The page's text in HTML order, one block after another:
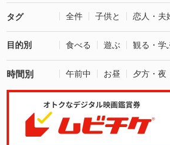
タグ 全件 子供と 恋人・夫
目的別 食べる 遊ぶ 観る・学
時間別 午前中 お昼 夕方・夜